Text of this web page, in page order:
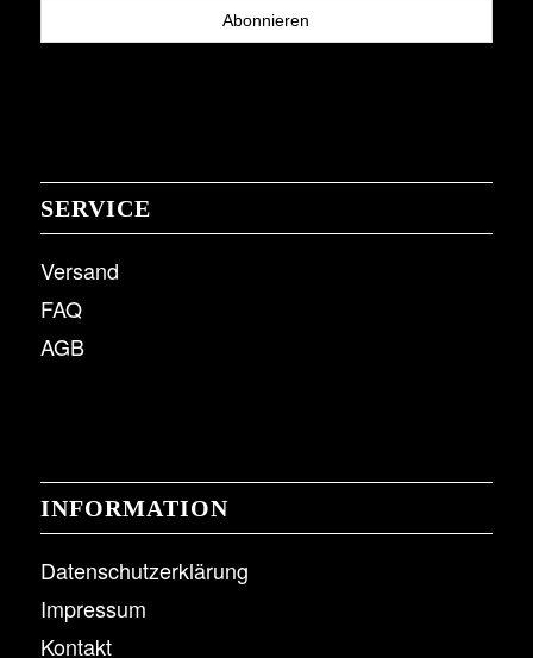
SERVICE
Versand
FAQ
AGB
INFORMATION
Datenschutzerklärung
Impressum
Kontakt